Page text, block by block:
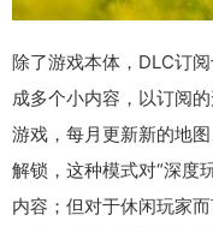
除了游戏本体，DLC订
成多个小内容，以订阅
游戏，每月更新新的地
解锁，这种模式对“深度
内容；但对于休闲玩家